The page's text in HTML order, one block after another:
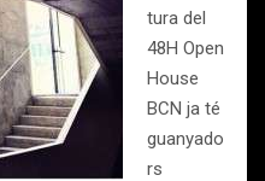
tura del
48H Open
House
BCN ja té
guanyado
rs